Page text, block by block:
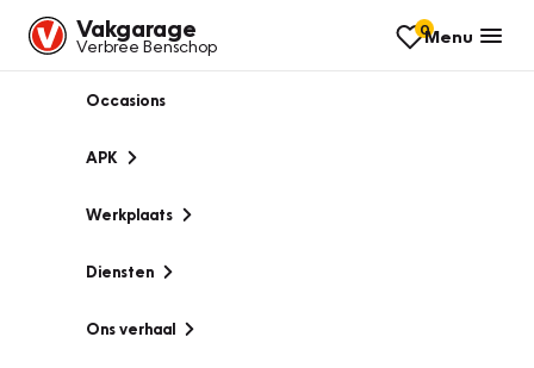
Vakgarage
Verbree Benschop
0Menu
Occasions
APK
Werkplaats
Diensten
Ons verhaal